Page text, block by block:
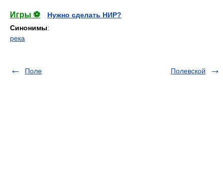
Игры ⚽
Нужно сделать НИР?
Синонимы:
река
Поле Полевской